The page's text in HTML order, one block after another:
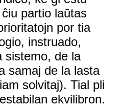
partio laŭtas
por tia
instruado,
sistemo, de la
samaj de la lasta
solvitaj). Tial pli
ekvilibron.